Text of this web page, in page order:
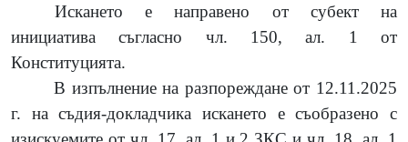
Искането е направено от субект на
инициатива съгласно чл. 150, ал. 1 от
Конституцията.
В изпълнение на разпореждане от 12.11.2025
г. на съдия-докладчика искането е съобразено с